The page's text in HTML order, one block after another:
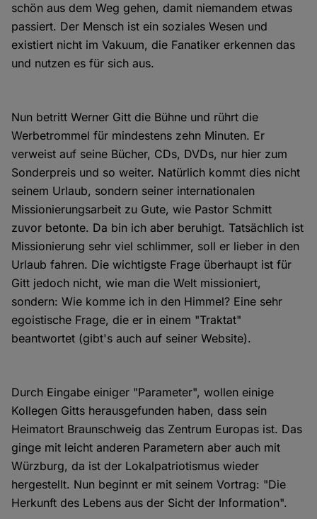
schön aus dem Weg gehen, damit niemandem etwas
passiert. Der Mensch ist ein soziales Wesen und
existiert nicht im Vakuum, die Fanatiker erkennen das
und nutzen es für sich aus.
Nun betritt Werner Gitt die Bühne und rührt die
Werbetrommel für mindestens zehn Minuten. Er
verweist auf seine Bücher, CDs, DVDs, nur hier zum
Sonderpreis und so weiter. Natürlich kommt dies nicht
seinem Urlaub, sondern seiner internationalen
Missionierungsarbeit zu Gute, wie Pastor Schmitt
zuvor betonte. Da bin ich aber beruhigt. Tatsächlich ist
Missionierung sehr viel schlimmer, soll er lieber in den
Urlaub fahren. Die wichtigste Frage überhaupt ist für
Gitt jedoch nicht, wie man die Welt missioniert,
sondern: Wie komme ich in den Himmel? Eine sehr
egoistische Frage, die er in einem "Traktat"
beantwortet (gibt's auch auf seiner Website).
Durch Eingabe einiger "Parameter", wollen einige
Kollegen Gitts herausgefunden haben, dass sein
Heimatort Braunschweig das Zentrum Europas ist. Das
ginge mit leicht anderen Parametern aber auch mit
Würzburg, da ist der Lokalpatriotismus wieder
hergestellt. Nun beginnt er mit seinem Vortrag: "Die
Herkunft des Lebens aus der Sicht der Information".